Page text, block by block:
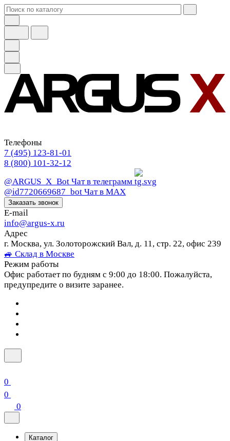
Телефоны
7 (495) 123-81-01
8 (800) 101-32-12
@ARGUS_X_Bot Чат в телеграмм
@id7720669687_bot Чат в МАХ
Заказать звонок
E-mail
info@argus-x.ru
Адрес
г. Москва, ул. Золоторожский Вал, д. 11, стр. 22, офис 239
🚙 Склад в Москве
Режим работы
Офис работает по будням с 9:00 до 18:00. Пожалуйста,
предупредите о визите заранее.
0
0
0
Каталог